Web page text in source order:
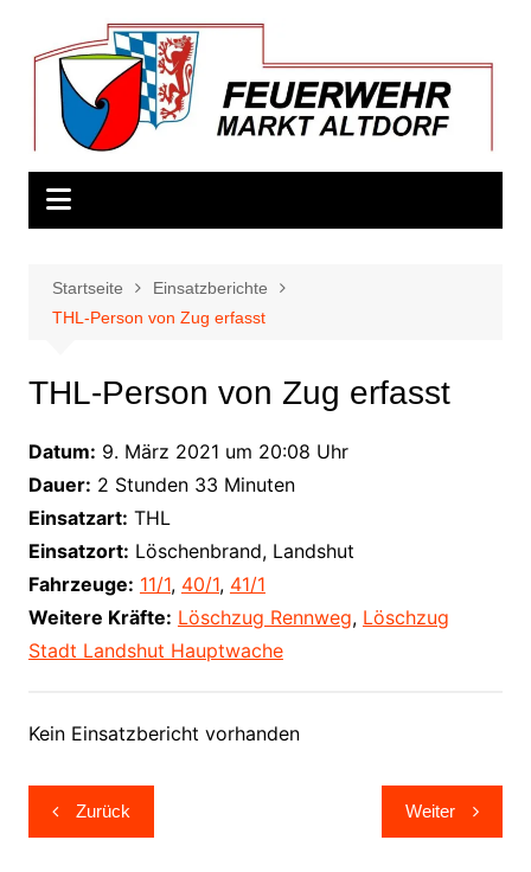
springen
Startseite
Einsatzberichte
THL-Person von Zug erfasst
THL-Person von Zug erfasst
Datum: 9. März 2021 um 20:08 Uhr
Dauer: 2 Stunden 33 Minuten
Einsatzart: THL
Einsatzort: Löschenbrand, Landshut
Fahrzeuge: 11/1, 40/1, 41/1
Weitere Kräfte: Löschzug Rennweg, Löschzug
Stadt Landshut Hauptwache
Kein Einsatzbericht vorhanden
Beitragsnavigation
Zurück Weiter